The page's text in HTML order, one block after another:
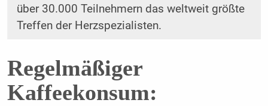
über 30.000 Teilnehmern das weltweit größte
Treffen der Herzspezialisten.
Regelmäßiger
Kaffeekonsum: